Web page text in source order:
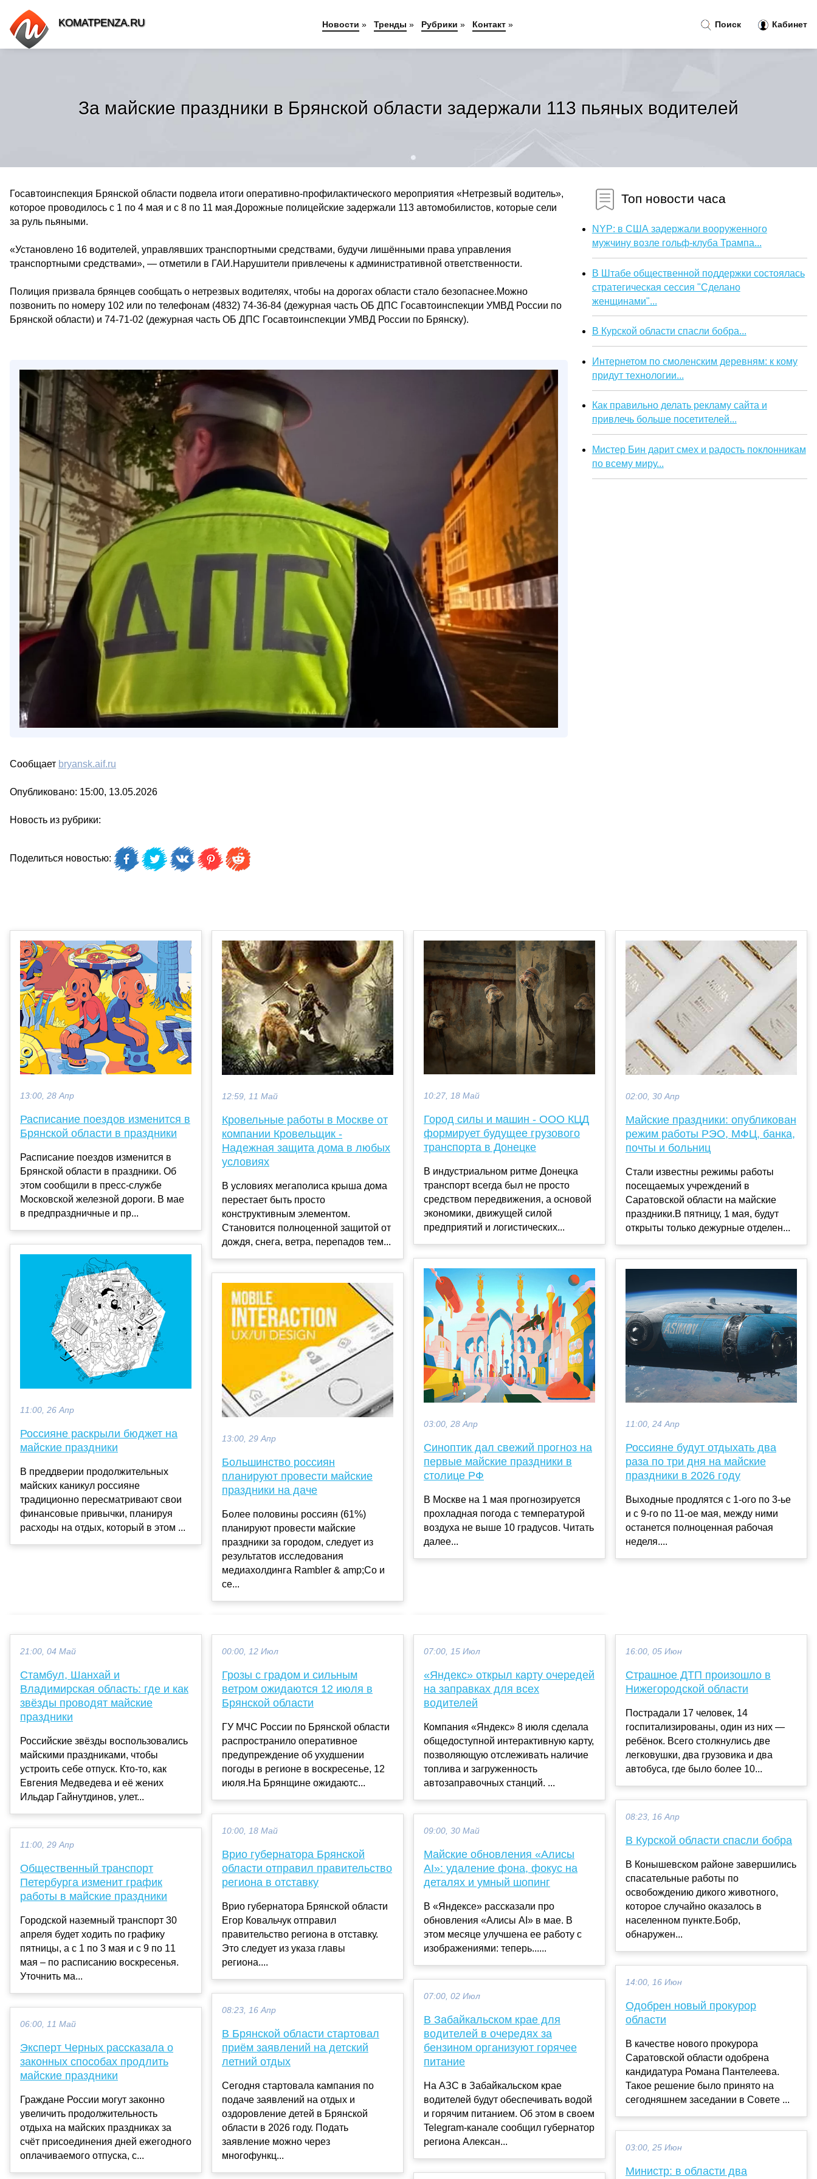
За майские праздники в Брянской области задержали 113 пьяных водителей
Госавтоинспекция Брянской области подвела итоги оперативно-профилактического мероприятия «Нетрезвый водитель»,
которое проводилось с 1 по 4 мая и с 8 по 11 мая.Дорожные полицейские задержали 113 автомобилистов, которые сели
за руль пьяными.
«Установлено 16 водителей, управлявших транспортными средствами, будучи лишёнными права управления
транспортными средствами», — отметили в ГАИ.Нарушители привлечены к административной ответственности.
Полиция призвала брянцев сообщать о нетрезвых водителях, чтобы на дорогах области стало безопаснее.Можно
позвонить по номеру 102 или по телефонам (4832) 74-36-84 (дежурная часть ОБ ДПС Госавтоинспекции УМВД России по
Брянской области) и 74-71-02 (дежурная часть ОБ ДПС Госавтоинспекции УМВД России по Брянску).
Сообщает bryansk.aif.ru
Опубликовано: 15:00, 13.05.2026
Новость из рубрики:
Поделиться новостью:
Топ новости часа
NYP: в США задержали вооруженного
мужчину возле гольф-клуба Трампа...
В Штабе общественной поддержки состоялась
стратегическая сессия "Сделано
женщинами"...
В Курской области спасли бобра...
Интернетом по смоленским деревням: к кому
придут технологии...
Как правильно делать рекламу сайта и
привлечь больше посетителей...
Мистер Бин дарит смех и радость поклонникам
по всему миру...
13:00, 28 Апр
Расписание поездов изменится в
Брянской области в праздники
Расписание поездов изменится в
Брянской области в праздники. Об
этом сообщили в пресс-службе
Московской железной дороги. В мае
в предпраздничные и пр...
11:00, 26 Апр
Россияне раскрыли бюджет на
майские праздники
В преддверии продолжительных
майских каникул россияне
традиционно пересматривают свои
финансовые привычки, планируя
расходы на отдых, который в этом ...
12:59, 11 Май
Кровельные работы в Москве от
компании Кровельщик -
Надежная защита дома в любых
условиях
В условиях мегаполиса крыша дома
перестает быть просто
конструктивным элементом.
Становится полноценной защитой от
дождя, снега, ветра, перепадов тем...
13:00, 29 Апр
Большинство россиян
планируют провести майские
праздники на даче
Более половины россиян (61%)
планируют провести майские
праздники за городом, следует из
результатов исследования
медиахолдинга Rambler & amp;Co и
се...
10:27, 18 Май
Город силы и машин - ООО КЦД
формирует будущее грузового
транспорта в Донецке
В индустриальном ритме Донецка
транспорт всегда был не просто
средством передвижения, а основой
экономики, движущей силой
предприятий и логистических...
03:00, 28 Апр
Синоптик дал свежий прогноз на
первые майские праздники в
столице РФ
В Москве на 1 мая прогнозируется
прохладная погода с температурой
воздуха не выше 10 градусов. Читать
далее...
02:00, 30 Апр
Майские праздники: опубликован
режим работы РЭО, МФЦ, банка,
почты и больниц
Стали известны режимы работы
посещаемых учреждений в
Саратовской области на майские
праздники.В пятницу, 1 мая, будут
открыты только дежурные отделен...
11:00, 24 Апр
Россияне будут отдыхать два
раза по три дня на майские
праздники в 2026 году
Выходные продлятся с 1-ого по 3-ье
и с 9-го по 11-ое мая, между ними
останется полноценная рабочая
неделя....
21:00, 04 Май
Стамбул, Шанхай и
Владимирская область: где и как
звёзды проводят майские
праздники
Российские звёзды воспользовались
майскими праздниками, чтобы
устроить себе отпуск. Кто-то, как
Евгения Медведева и её жених
Ильдар Гайнутдинов, улет...
11:00, 29 Апр
Общественный транспорт
Петербурга изменит график
работы в майские праздники
Городской наземный транспорт 30
апреля будет ходить по графику
пятницы, а с 1 по 3 мая и с 9 по 11
мая – по расписанию воскресенья.
Уточнить ма...
06:00, 11 Май
Эксперт Черных рассказала о
законных способах продлить
майские праздники
Граждане России могут законно
увеличить продолжительность
отдыха на майских праздниках за
счёт присоединения дней ежегодного
оплачиваемого отпуска, с...
00:00, 12 Июл
Грозы с градом и сильным
ветром ожидаются 12 июля в
Брянской области
ГУ МЧС России по Брянской области
распространило оперативное
предупреждение об ухудшении
погоды в регионе в воскресенье, 12
июля.На Брянщине ожидаютс...
10:00, 18 Май
Врио губернатора Брянской
области отправил правительство
региона в отставку
Врио губернатора Брянской области
Егор Ковальчук отправил
правительство региона в отставку.
Это следует из указа главы
региона....
08:23, 16 Апр
В Брянской области стартовал
приём заявлений на детский
летний отдых
Сегодня стартовала кампания по
подаче заявлений на отдых и
оздоровление детей в Брянской
области в 2026 году. Подать
заявление можно через
многофункц...
07:00, 15 Июл
«Яндекс» открыл карту очередей
на заправках для всех
водителей
Компания «Яндекс» 8 июля сделала
общедоступной интерактивную карту,
позволяющую отслеживать наличие
топлива и загруженность
автозаправочных станций. ...
09:00, 30 Май
Майские обновления «Алисы
AI»: удаление фона, фокус на
деталях и умный шопинг
В «Яндексе» рассказали про
обновления «Алисы AI» в мае. В
этом месяце улучшена ее работу с
изображениями: теперь......
07:00, 02 Июл
В Забайкальском крае для
водителей в очередях за
бензином организуют горячее
питание
На АЗС в Забайкальском крае
водителей будут обеспечивать водой
и горячим питанием. Об этом в своем
Telegram-канале сообщил губернатор
региона Алексан...
16:00, 05 Июн
Страшное ДТП произошло в
Нижегородской области
Пострадали 17 человек, 14
госпитализированы, один из них —
ребёнок. Всего столкнулись две
легковушки, два грузовика и два
автобуса, где было более 10...
08:23, 16 Апр
В Курской области спасли бобра
В Конышевском районе завершились
спасательные работы по
освобождению дикого животного,
которое случайно оказалось в
населенном пункте.Бобр,
обнаружен...
14:00, 16 Июн
Одобрен новый прокурор
области
В качестве нового прокурора
Саратовской области одобрена
кандидатура Романа Пантелеева.
Такое решение было принято на
сегодняшнем заседании в Совете ...
03:00, 25 Июн
Министр: в области два
Поиск Кабинет
KOMATPENZA.RU Новости » Тренды » Рубрики » Контакт »